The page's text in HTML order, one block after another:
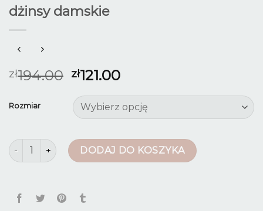
dżinsy damskie
zł194.00 zł121.00
Rozmiar
ilość dżinsy damskieDODAJ DO KOSZYKA